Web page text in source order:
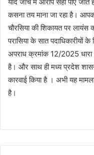
यदि जांच में आरोप सही पाए
कसना तय माना जा रहा है।
चौरसिया की शिकायत पर
परासिया के सात पदाधिकारीयों
अपराध क्रमांक 12/2025
है। और साथ ही मध्य प्रदेश
कारवाई किया है । अभी यह
है।